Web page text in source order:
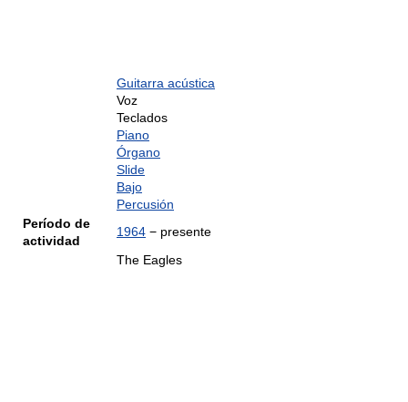
Guitarra acústica
Voz
Teclados
Piano
Órgano
Slide
Bajo
Percusión
Período de
actividad
1964 − presente
The Eagles